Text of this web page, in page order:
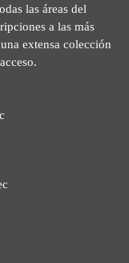
las áreas del
a las más
extensa colección